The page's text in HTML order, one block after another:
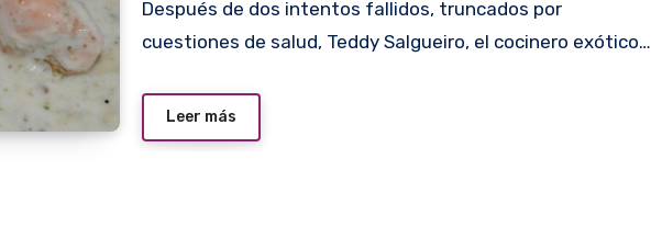
Después de dos intentos fallidos, truncados por
cuestiones de salud, Teddy Salgueiro, el cocinero exótico…
Leer más